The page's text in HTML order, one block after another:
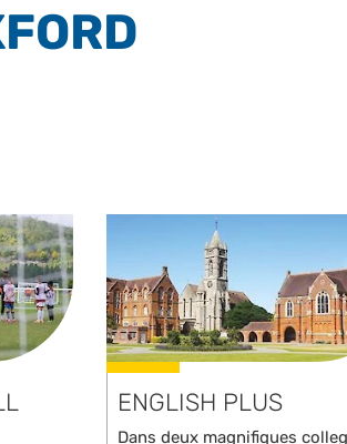
ENGLISH PLUS
Dans deux magnifiques